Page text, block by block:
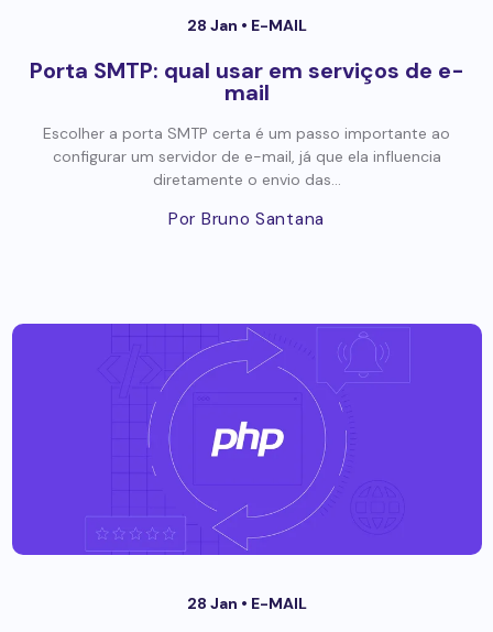
28 Jan • E-MAIL
Porta SMTP: qual usar em serviços de e-
mail
Escolher a porta SMTP certa é um passo importante ao
configurar um servidor de e-mail, já que ela influencia
diretamente o envio das...
Por Bruno Santana
28 Jan • E-MAIL